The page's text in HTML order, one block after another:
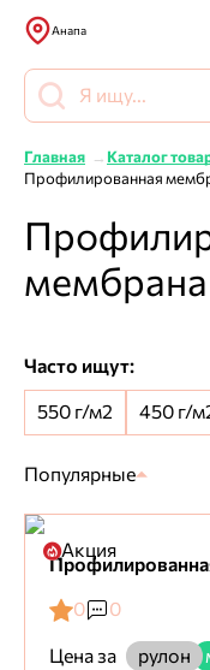
Анапа
Главная
Каталог
Профилированная
Часто ищут:
550 г/м2
450 г/
Популярные
Акция
0
0
Цена за
рулон